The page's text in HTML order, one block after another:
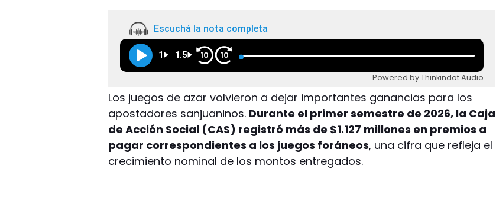
Escuchá la nota completa
1 1.5 10 10
Powered by Thinkindot Audio
Los juegos de azar volvieron a dejar importantes ganancias para los
apostadores sanjuaninos. Durante el primer semestre de 2026, la Caja
de Acción Social (CAS) registró más de $1.127 millones en premios a
pagar correspondientes a los juegos foráneos, una cifra que refleja el
crecimiento nominal de los montos entregados.